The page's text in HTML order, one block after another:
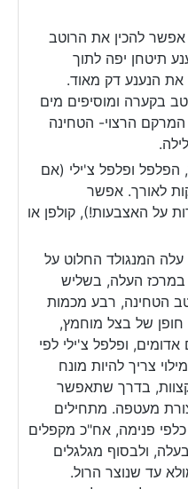
להכין את הרוטב
תיטחן יפה לתוך
את הנענע דק מאוד.
בקערה ומוסיפים מים
הרצוי- הטחינה
הפלפל ופלפל צ'ילי (אם
לאורך. אפשר
על האצבעות!), קולפן או
המנגולד החלוט על
במרכז העלה, בשליש
כפות מרוטב הטחינה, רבע מכמות
חופן של בצל מוחמץ,
ופלפל צ'ילי לפי
צריך להיות מונח
בדרך שתאפשר
מעטפה. מתחילים
פנימה, אח"כ מקפלים
ולבסוף מגלגלים
עד שנוצר הרול.